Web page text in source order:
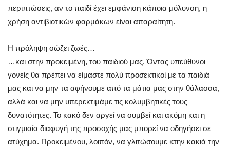
περιπτώσεις, αν το παιδί έχει εμφάνιση κάποια μόλυνση, η
χρήση αντιβιοτικών φαρμάκων είναι απαραίτητη.
Η πρόληψη σώζει ζωές…
…και στην προκειμένη, του παιδιού μας. Όντας υπεύθυνοι
γονείς θα πρέπει να είμαστε πολύ προσεκτικοί με τα παιδιά
μας και να μην τα αφήνουμε από τα μάτια μας στην θάλασσα,
αλλά και να μην υπερεκτιμάμε τις κολυμβητικές τους
δυνατότητες. Το κακό δεν αργεί να συμβεί και ακόμη και η
στιγμιαία διαφυγή της προσοχής μας μπορεί να οδηγήσει σε
ατύχημα. Προκειμένου, λοιπόν, να γλιτώσουμε «την κακιά την